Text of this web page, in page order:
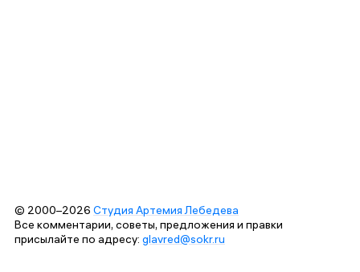
© 2000–2026 Студия Артемия Лебедева
Все комментарии, советы, предложения и правки
присылайте по адресу: glavred@sokr.ru